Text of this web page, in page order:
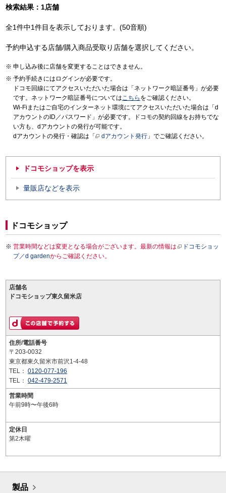
検索結果：1店舗
全1件中1件目を表示しております。(50音順)
予約申込する店舗/購入商品受取り店舗を選択してください。
申し込み後に店舗を変更することはできません。
予約手続きにはログインが必要です。
ドコモ回線にてアクセスいただいた場合は「ネットワーク暗証番号」が必要
です。ネットワーク暗証番号についてはこちら をご確認ください。
Wi-Fiまたはご自宅のインターネット環境にてアクセスいただいた場合は「d
アカウントのID／パスワード」が必要です。ドコモの契約回線をお持ちでな
い方も、dアカウントの発行が可能です。
dアカウントの発行・確認は「
dアカウント発行 」でご確認ください。
ドコモショップを表示
量販店などを表示
ドコモショップ
営業時間などは変更となる場合がございます。最新の情報は
ドコモショッ
プ／d gardenからご確認ください。
店舗名
ドコモショップ東久留米店
住所/電話番号
〒203-0032
東京都東久留米市前沢1-4-48
TEL： 0120-077-196
TEL： 042-479-2571
営業時間
午前9時〜午後6時
定休日
第2木曜
製品